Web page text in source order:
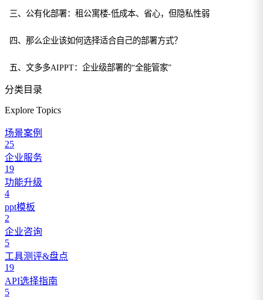
三、公有化部署：租公寓楼-低成本、省心，但隐私性弱
四、那么企业该如何选择适合自己的部署方式？
五、文多多AIPPT：企业级部署的“全能管家”
分类目录
Explore Topics
场景案例
25
企业服务
19
功能升级
4
ppt模板
2
企业咨询
5
工具测评&盘点
19
API选择指南
5